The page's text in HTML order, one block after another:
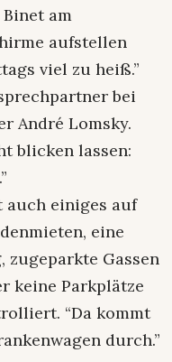
am
aufstellen
viel zu heiß.”
bei
André Lomsky.
blicken lassen:
einiges auf
eine
Gassen
keine Parkplätze
“Da kommt
durch.”